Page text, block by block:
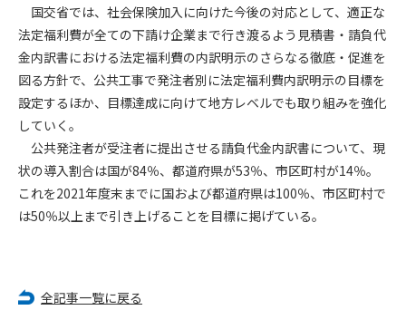
国交省では、社会保険加入に向けた今後の対応として、適正な
法定福利費が全ての下請け企業まで行き渡るよう見積書・請負代
金内訳書における法定福利費の内訳明示のさらなる徹底・促進を
図る方針で、公共工事で発注者別に法定福利費内訳明示の目標を
設定するほか、目標達成に向けて地方レベルでも取り組みを強化
していく。
公共発注者が受注者に提出させる請負代金内訳書について、現
状の導入割合は国が84％、都道府県が53％、市区町村が14％。
これを2021年度末までに国および都道府県は100％、市区町村で
は50％以上まで引き上げることを目標に掲げている。
全記事一覧に戻る
(1) 会員申し込みをした者が実在しなかった場合
(2) 本規約に違反した場合/li>
(3) 会員申し込みの際、申告事項に虚偽があった場合
(4) 会員申込者が管理者所定の手続き通りに会員申込手続き処
理を行わなかった場合
(5) その他管理者が会員とすることを不適当と判断した場合
2. 管理者は承認後であっても承認した会員が前項の何れかに該
当することが判明した場合、会員資格を取り消すことがあり
ます。
第5条（IDおよびパスワードの管理）
その他形態を問わず、第三者に利用させることはできませ